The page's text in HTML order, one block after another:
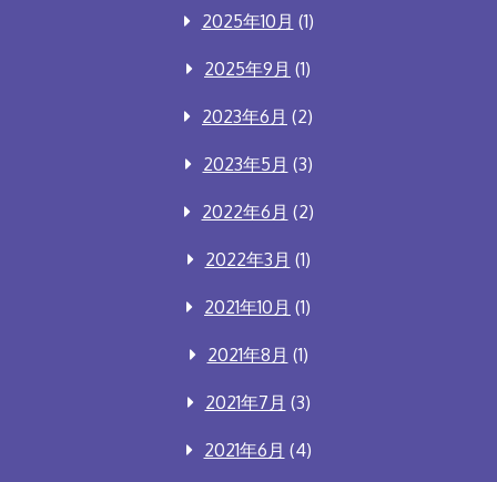
2025年10月 (1)
2025年9月 (1)
2023年6月 (2)
2023年5月 (3)
2022年6月 (2)
2022年3月 (1)
2021年10月 (1)
2021年8月 (1)
2021年7月 (3)
2021年6月 (4)